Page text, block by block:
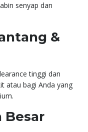
senyap dan
&
tinggi dan
atau bagi Anda yang
Besar